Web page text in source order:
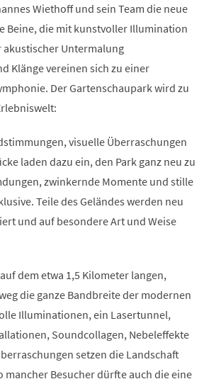
Wiethoff und sein Team die neue
Beine, die mit kunstvoller Illumination
Untermalung
Klänge vereinen sich zu einer
Der Gartenschaupark wird zu
visuelle Überraschungen
laden dazu ein, den Park ganz neu zu
zwinkernde Momente und stille
Teile des Geländes werden neu
und auf besondere Art und Weise
dem etwa 1,5 Kilometer langen,
die ganze Bandbreite der modernen
Illuminationen, ein Lasertunnel,
Soundcollagen, Nebeleffekte
setzen die Landschaft
mancher Besucher dürfte auch die eine